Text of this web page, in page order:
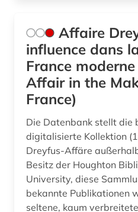
england (1)
englisch (5)
enzyklopädie (7)
erzählung (1)
Affaire
influence dans
France
Affair in the
France)
Die Datenbank stellt die
digitalisierte Kollektion
Dreyfus-Affäre
Besitz der Houghton
University, diese
bekannte Publikationen
seltene, kaum